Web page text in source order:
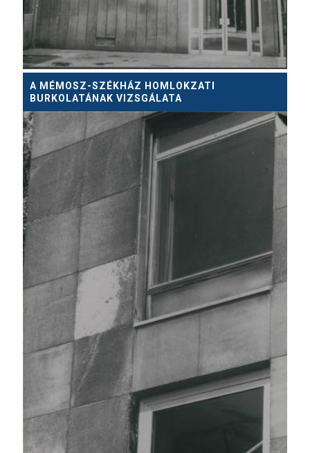
A MÉMOSZ-SZÉKHÁZ HOMLOKZATI
BURKOLATÁNAK VIZSGÁLATA